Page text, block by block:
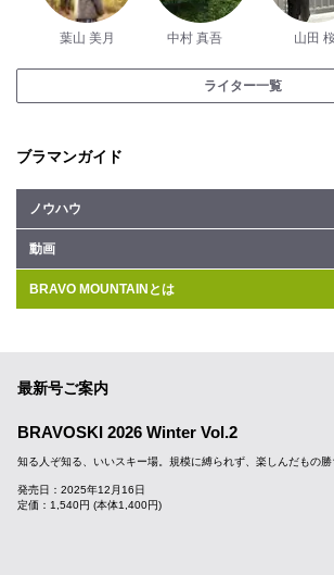
葉山 美月 中村 真吾 山田
ライター一覧
ブラマンガイド
ノウハウ
動画
BRAVO MOUNTAINとは
最新号ご案内
BRAVOSKI 2026 Winter Vol.2
知る人ぞ知る、いいスキー場。規模に縛られず、楽しんだもの勝
発売日：2025年12月16日
定価：1,540円 (本体1,400円)